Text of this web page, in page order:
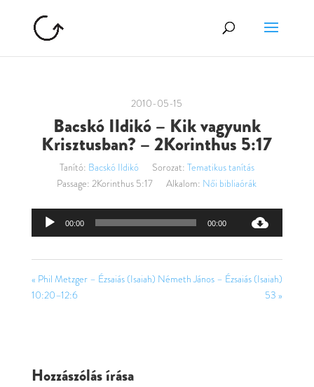
2010-05-15
Bacskó Ildikó – Kik vagyunk
Krisztusban? – 2Korinthus 5:17
Tanító: Bacskó Ildikó Sorozat: Tematikus tanítás
Passage: 2Korinthus 5:17 Alkalom: Női bibliaórák
Audió
00:00 00:00
« Phil Metzger – Ézsaiás (Isaiah)
10:20–12:6
Németh János – Ézsaiás (Isaiah)
53 »
Hozzászólás írása